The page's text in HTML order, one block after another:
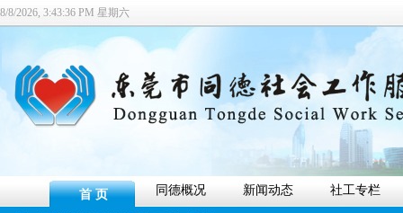
8/8/2026, 3:43:37 PM 星期六
首 页 同德概况 新闻动态 社工专栏